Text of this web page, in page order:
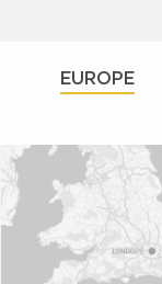
EUROPE